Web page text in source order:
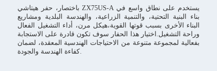
باختصار، حفر هيتاشي ZX75US-A يستخدم على نطاق واسع في
بناء البنية التحتية، والتنمية الزراعية، والهندسة البلدية ومشاريع
البناء الأخرى بسبب قوتها القوية،هيكل مرن، أداء التشغيل الفعال
وراحة التشغيل.اختيار هذا الحفار سوف تكون قادرة على الاستجابة
بفعالية لمجموعة متنوعة من الاحتياجات الهندسية المعقدة، لضمان
كفاءة الهندسة والجودة.